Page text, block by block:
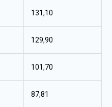
131,10
129,90
101,70
87,81